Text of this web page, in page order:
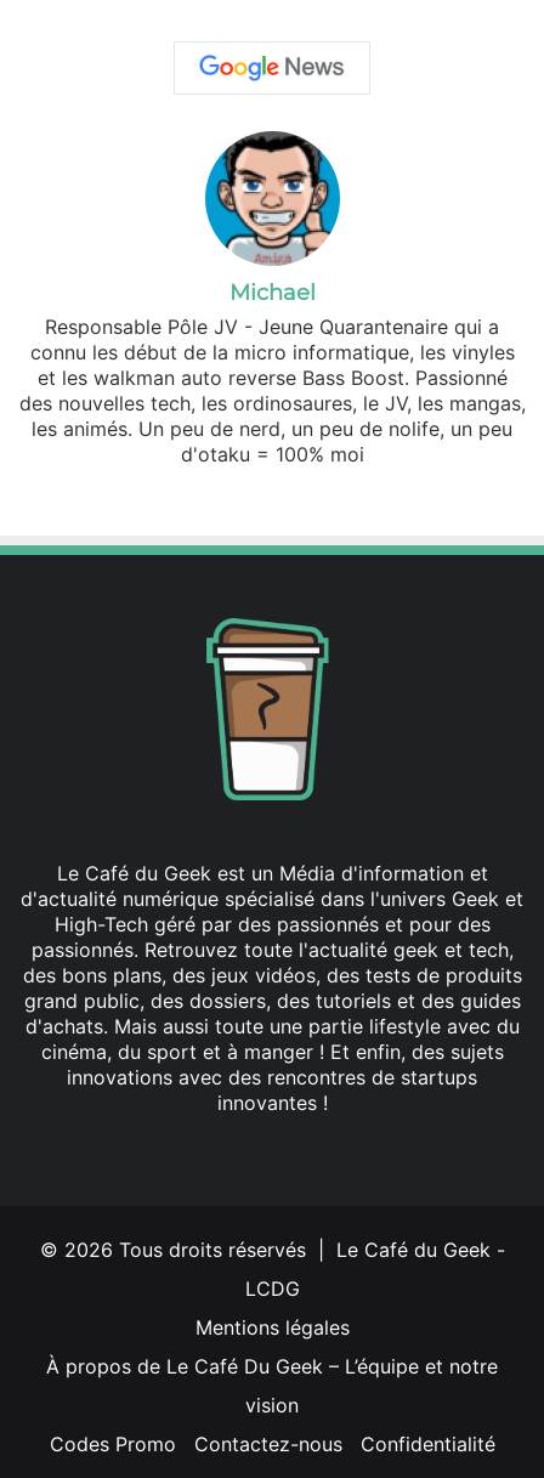
Michael
Responsable Pôle JV - Jeune Quarantenaire qui a
connu les début de la micro informatique, les vinyles
et les walkman auto reverse Bass Boost. Passionné
des nouvelles tech, les ordinosaures, le JV, les mangas,
les animés. Un peu de nerd, un peu de nolife, un peu
d'otaku = 100% moi
Le Café du Geek est un Média d'information et
d'actualité numérique spécialisé dans l'univers Geek et
High-Tech géré par des passionnés et pour des
passionnés. Retrouvez toute l'actualité geek et tech,
des bons plans, des jeux vidéos, des tests de produits
grand public, des dossiers, des tutoriels et des guides
d'achats. Mais aussi toute une partie lifestyle avec du
cinéma, du sport et à manger ! Et enfin, des sujets
innovations avec des rencontres de startups
innovantes !
© 2026 Tous droits réservés | Le Café du Geek -
LCDG
Mentions légales
À propos de Le Café Du Geek – L’équipe et notre
vision
Codes Promo
Contactez-nous Confidentialité